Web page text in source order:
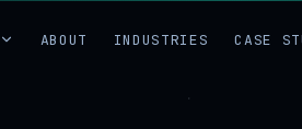
ABOUT INDUSTRIES CASE